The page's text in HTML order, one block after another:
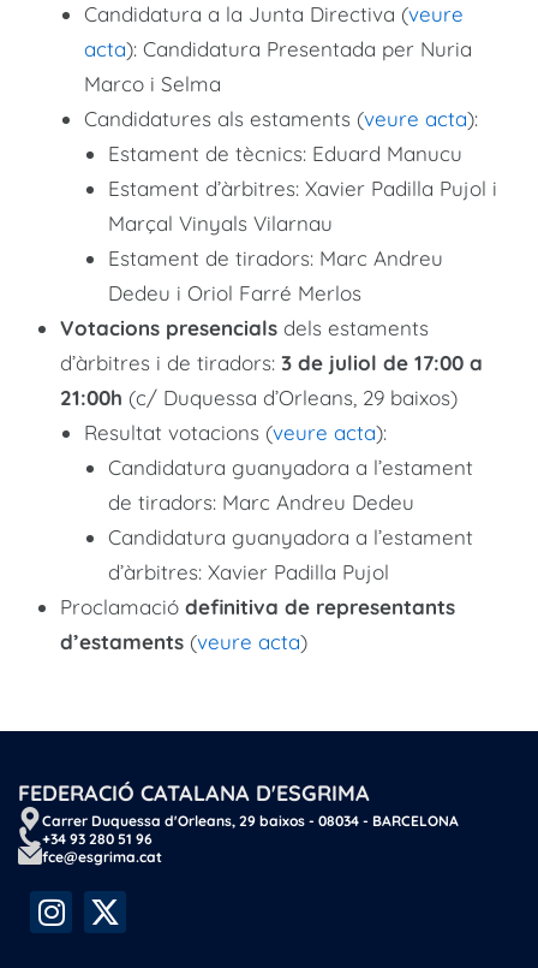
Candidatura a la Junta Directiva (veure
acta): Candidatura Presentada per Nuria
Marco i Selma
Candidatures als estaments (veure acta):
Estament de tècnics: Eduard Manucu
Estament d’àrbitres: Xavier Padilla Pujol i
Marçal Vinyals Vilarnau
Estament de tiradors: Marc Andreu
Dedeu i Oriol Farré Merlos
Votacions presencials dels estaments
d’àrbitres i de tiradors: 3 de juliol de 17:00 a
21:00h (c/ Duquessa d’Orleans, 29 baixos)
Resultat votacions (veure acta):
Candidatura guanyadora a l’estament
de tiradors: Marc Andreu Dedeu
Candidatura guanyadora a l’estament
d’àrbitres: Xavier Padilla Pujol
Proclamació definitiva de representants
d’estaments (veure acta)
FEDERACIÓ CATALANA D'ESGRIMA
Carrer Duquessa d'Orleans, 29 baixos - 08034 - BARCELONA
+34 93 280 51 96
fce@esgrima.cat